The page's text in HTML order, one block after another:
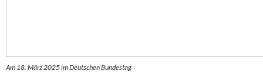
Am 18. März 2025 im Deutschen Bundestag